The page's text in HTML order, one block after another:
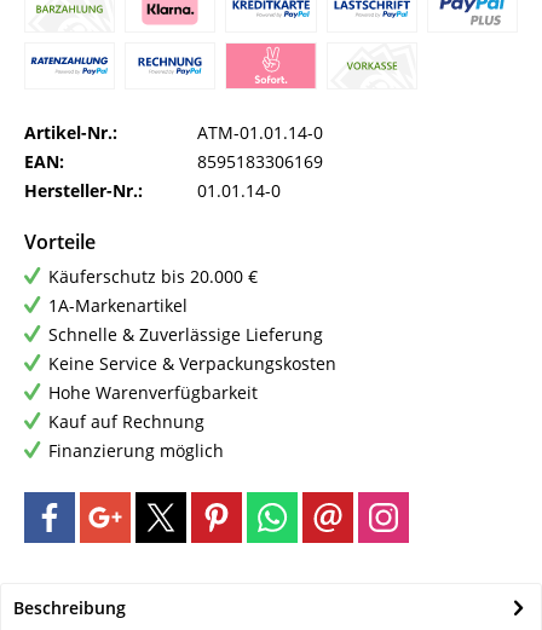
Artikel-Nr.:
ATM-01.01.14-0
EAN:
8595183306169
Hersteller-Nr.:
01.01.14-0
Vorteile
Käuferschutz bis 20.000 €
1A-Markenartikel
Schnelle & Zuverlässige Lieferung
Keine Service & Verpackungskosten
Hohe Warenverfügbarkeit
Kauf auf Rechnung
Finanzierung möglich
Beschreibung